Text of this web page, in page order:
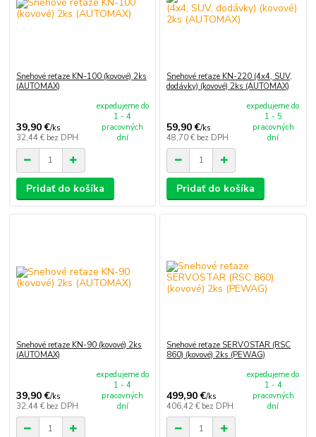
Snehové reťaze KN-100 (kovové) 2ks
(AUTOMAX)
39,90 €/ks
32,44 € bez DPH
expedujeme do
1 - 4
pracovných
dní
Pridať do košíka
Snehové reťaze KN-220 (4x4, SUV,
dodávky) (kovové) 2ks (AUTOMAX)
59,90 €/ks
48,70 € bez DPH
expedujeme do
1 - 5
pracovných
dní
Pridať do košíka
Snehové reťaze KN-90 (kovové) 2ks
(AUTOMAX)
39,90 €/ks
32,44 € bez DPH
expedujeme do
1 - 4
pracovných
dní
Snehové reťaze SERVOSTAR (RSC
860) (kovové) 2ks (PEWAG)
499,90 €/ks
406,42 € bez DPH
expedujeme do
1 - 4
pracovných
dní